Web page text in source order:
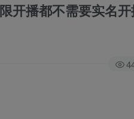
开播都不需要实名